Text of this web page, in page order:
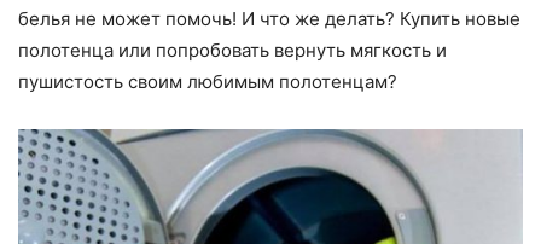
белья не может помочь! И что же делать? Купить новые
полотенца или попробовать вернуть мягкость и
пушистость своим любимым полотенцам?